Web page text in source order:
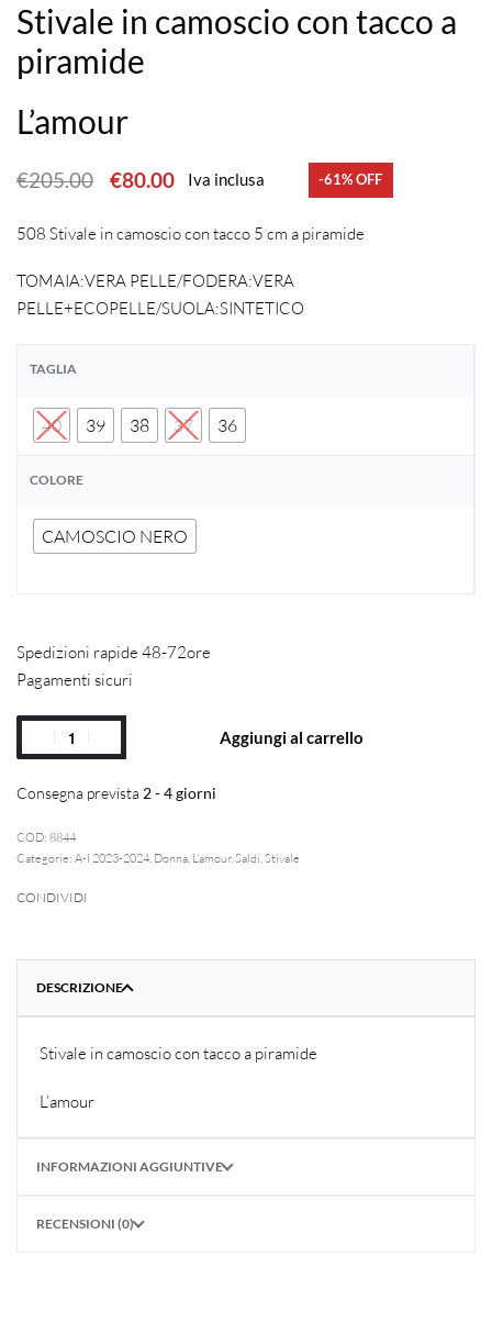
Stivale in camoscio con tacco a
piramide
L’amour
€205.00 €80.00 Iva inclusa -61% OFF
508 Stivale in camoscio con tacco 5 cm a piramide
TOMAIA:VERA PELLE/FODERA:VERA
PELLE+ECOPELLE/SUOLA:SINTETICO
TAGLIA
40 39 38 37 36
COLORE
CAMOSCIO NERO
Spedizioni rapide 48-72ore
Pagamenti sicuri
Aggiungi al carrello
Consegna prevista 2 - 4 giorni
8844
Categorie: A-I 2023-2024, Donna, L'amour,Saldi,Stivale
CONDIVIDI
DESCRIZIONE
Stivale in camoscio con tacco a piramide
L’amour
INFORMAZIONI AGGIUNTIVE
RECENSIONI (0)